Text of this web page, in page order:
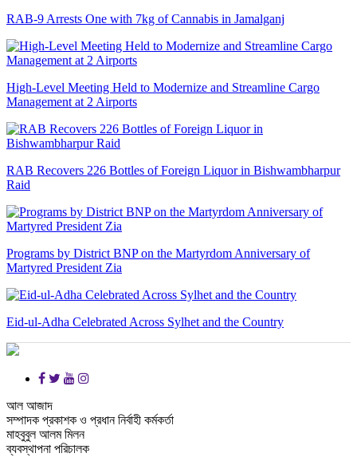
RAB-9 Arrests One with 7kg of Cannabis in Jamalganj
High-Level Meeting Held to Modernize and Streamline Cargo
Management at 2 Airports
RAB Recovers 226 Bottles of Foreign Liquor in Bishwambharpur
Raid
Programs by District BNP on the Martyrdom Anniversary of
Martyred President Zia
Eid-ul-Adha Celebrated Across Sylhet and the Country
আল আজাদ
সম্পাদক প্রকাশক ও প্রধান নির্বাহী কর্মকর্তা
মাহবুবুল আলম মিলন
ব্যবস্থাপনা পরিচালক